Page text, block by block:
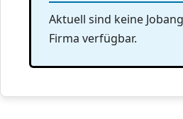
Aktuell sind keine
Firma verfügbar.